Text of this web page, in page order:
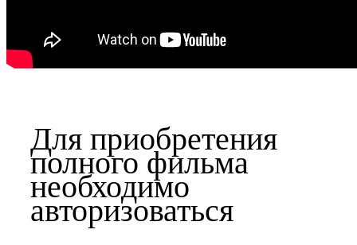
Для приобретения
полного фильма
необходимо
авторизоваться